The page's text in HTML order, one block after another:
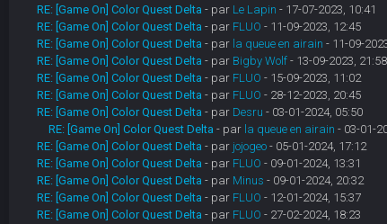
RE: [Game On] Color Quest Delta - par Le Lapin - 17-07-2023, 10:41
RE: [Game On] Color Quest Delta - par FLUO - 11-09-2023, 12:45
RE: [Game On] Color Quest Delta - par la queue en airain - 11-09-
RE: [Game On] Color Quest Delta - par Bigby Wolf- 13-09-2023, 21:58
RE: [Game On] Color Quest Delta - par FLUO - 15-09-2023, 11:02
RE: [Game On] Color Quest Delta - par FLUO - 28-12-2023, 20:45
RE: [Game On] Color Quest Delta - par Desru - 03-01-2024, 05:50
RE: [Game On] Color Quest Delta - par la queue en airain - 03-01-
RE: [Game On] Color Quest Delta - par jojogeo- 05-01-2024, 17:12
RE: [Game On] Color Quest Delta - par FLUO - 09-01-2024, 13:31
RE: [Game On] Color Quest Delta - par Minus - 09-01-2024, 20:32
RE: [Game On] Color Quest Delta - par FLUO - 12-01-2024, 15:37
RE: [Game On] Color Quest Delta - par FLUO - 27-02-2024, 18:23